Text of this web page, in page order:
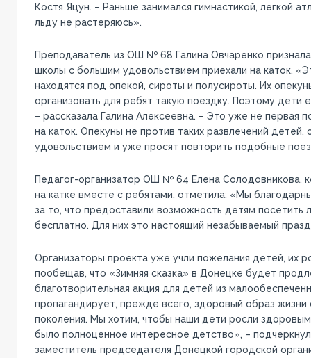
Костя Яцун. – Раньше занимался гимнастикой, легкой
льду не растеряюсь».
Преподаватель из ОШ № 68 Галина Овчаренко
школы с большим удовольствием приехали на каток.
находятся под опекой, сироты и полусироты. Их
организовать для ребят такую поездку. Поэтому дети
– рассказала Галина Алексеевна. – Это уже не первая
на каток. Опекуны не против таких развлечений детей,
удовольствием и уже просят повторить подобные
Педагог-организатор ОШ № 64 Елена Солодовникова,
на катке вместе с ребятами, отметила: «Мы
за то, что предоставили возможность детям посетить
бесплатно. Для них это настоящий незабываемый
Организаторы проекта уже учли пожелания детей, их
пообещав, что «Зимняя сказка» в Донецке будет
благотворительная акция для детей из
пропагандирует, прежде всего, здоровый образ
поколения. Мы хотим, чтобы наши дети росли
было полноценное интересное детство», –
заместитель председателя Донецкой городской